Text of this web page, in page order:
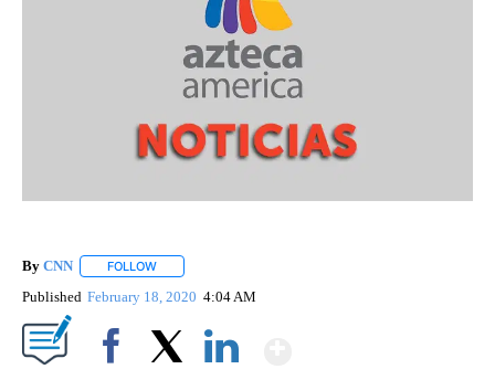
By CNN FOLLOW
Published February 18, 2020 4:04 AM